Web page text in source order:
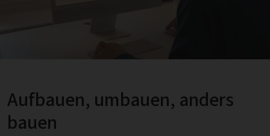
Aufbauen, umbauen, anders
bauen